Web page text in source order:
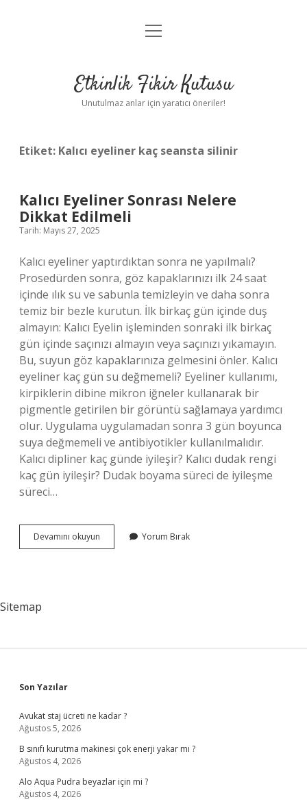
Anasayfa
Yasal Uyarı
menüyü
Etkinlik Fikir Kutusu
Unutulmaz anlar için yaratıcı öneriler!
Etiket: Kalıcı eyeliner kaç seansta silinir
Kalıcı Eyeliner Sonrası Nelere
Dikkat Edilmeli
Tarih: Mayıs 27, 2025
Kalıcı eyeliner yaptırdıktan sonra ne yapılmalı?
Prosedürden sonra, göz kapaklarınızı ilk 24 saat
içinde ılık su ve sabunla temizleyin ve daha sonra
temiz bir bezle kurutun. İlk birkaç gün içinde duş
almayın: Kalıcı Eyelin işleminden sonraki ilk birkaç
gün içinde saçınızı almayın veya saçınızı yıkamayın.
Bu, suyun göz kapaklarınıza gelmesini önler. Kalıcı
eyeliner kaç gün su değmemeli? Eyeliner kullanımı,
kirpiklerin dibine mikron iğneler kullanarak bir
pigmentle getirilen bir görüntü sağlamaya yardımcı
olur. Uygulama uygulamadan sonra 3 gün boyunca
suya değmemeli ve antibiyotikler kullanılmalıdır.
Kalıcı dipliner kaç günde iyileşir? Kalıcı dudak rengi
kaç gün iyileşir? Dudak boyama süreci de iyileşme
süreci…
Devamını okuyun
Eyeliner
Yorum Bırak
Sitemap
Sidebar
Son Yazılar
Avukat staj ücreti ne kadar ?
Ağustos 5, 2026
B sınıfı kurutma makinesi çok enerji yakar mı ?
Ağustos 4, 2026
Alo Aqua Pudra beyazlar için mi ?
Ağustos 4, 2026